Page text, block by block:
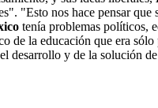
"Esto nos hace pensar
tenía problemas políticos,
la educación que era
y de la solución